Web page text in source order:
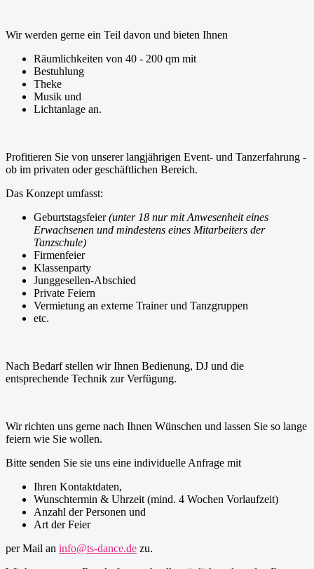
Wir werden gerne ein Teil davon und bieten Ihnen
Räumlichkeiten von 40 - 200 qm mit
Bestuhlung
Theke
Musik und
Lichtanlage an.
Profitieren Sie von unserer langjährigen Event- und Tanzerfahrung -
ob im privaten oder geschäftlichen Bereich.
Das Konzept umfasst:
Geburtstagsfeier(unter 18 nur mit Anwesenheit eines
Erwachsenen und mindestens eines Mitarbeiters der
Tanzschule)
Firmenfeier
Klassenparty
Junggesellen-Abschied
Private Feiern
Vermietung an externe Trainer und Tanzgruppen
etc.
Nach Bedarf stellen wir Ihnen Bedienung, DJ und die
entsprechende Technik zur Verfügung.
Wir richten uns gerne nach Ihnen Wünschen und lassen Sie so lange
feiern wie Sie wollen.
Bitte senden Sie sie uns eine individuelle Anfrage mit
Ihren Kontaktdaten,
Wunschtermin & Uhrzeit (mind. 4 Wochen Vorlaufzeit)
Anzahl der Personen und
Art der Feier
per Mail an info@ts-dance.de zu.